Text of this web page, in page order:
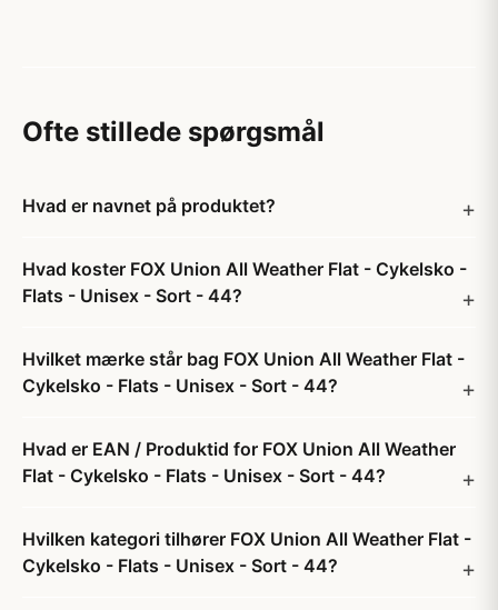
Ofte stillede spørgsmål
Hvad er navnet på produktet?
Hvad koster FOX Union All Weather Flat - Cykelsko -
Flats - Unisex - Sort - 44?
Hvilket mærke står bag FOX Union All Weather Flat -
Cykelsko - Flats - Unisex - Sort - 44?
Hvad er EAN / Produktid for FOX Union All Weather
Flat - Cykelsko - Flats - Unisex - Sort - 44?
Hvilken kategori tilhører FOX Union All Weather Flat -
Cykelsko - Flats - Unisex - Sort - 44?